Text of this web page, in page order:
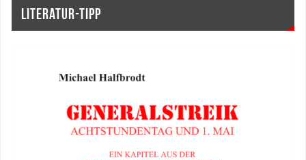
LITERATUR-TIPP